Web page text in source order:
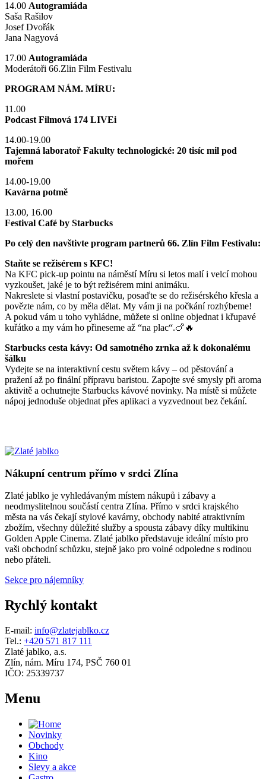
14.00 Autogramiáda
Saša Rašilov
Josef Dvořák
Jana Nagyová
17.00 Autogramiáda
Moderátoři 66.Zlin Film Festivalu
PROGRAM NÁM. MÍRU:
11.00
Podcast Filmová 174 LIVEi
14.00-19.00
Tajemná laboratoř Fakulty technologické: 20 tisíc mil pod
mořem
14.00-19.00
Kavárna potmě
13.00, 16.00
Festival Café by Starbucks
Po celý den navštivte program partnerů 66. Zlín Film Festivalu:
Staňte se režisérem s KFC!
Na KFC pick-up pointu na náměstí Míru si letos malí i velcí mohou
vyzkoušet, jaké je to být režisérem mini animáku.
Nakreslete si vlastní postavičku, posaďte se do režisérského křesla a
povězte nám, co by měla dělat. My vám ji na počkání rozhýbeme!
A pokud vám u toho vyhládne, můžete si online objednat i křupavé
kuřátko a my vám ho přineseme až “na plac“.🍗🔥
Starbucks cesta kávy: Od samotného zrnka až k dokonalému
šálku
Vydejte se na interaktivní cestu světem kávy – od pěstování a
pražení až po finální přípravu baristou. Zapojte své smysly při aroma
aktivitě a ochutnejte Starbucks kávové novinky. Na místě si můžete
nápoj jednoduše objednat přes aplikaci a vyzvednout bez čekání.
Nákupní centrum přímo v srdci Zlína
Zlaté jablko je vyhledávaným místem nákupů i zábavy a
neodmyslitelnou součástí centra Zlína. Přímo v srdci krajského
města na vás čekají stylové kavárny, obchody nabité atraktivním
zbožím, všechny důležité služby a spousta zábavy díky multikinu
Golden Apple Cinema. Zlaté jablko představuje ideální místo pro
vaši obchodní schůzku, stejně jako pro volné odpoledne s rodinou
nebo přáteli.
Sekce pro nájemníky
Rychlý kontakt
E-mail: info@zlatejablko.cz
Tel.: +420 571 817 111
Zlaté jablko, a.s.
Zlín, nám. Míru 174, PSČ 760 01
IČO: 25339737
Menu
Novinky
Obchody
Kino
Slevy a akce